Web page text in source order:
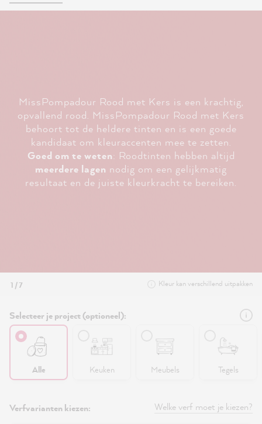
MissPompadour Rood met Kers is een krachtig,
opvallend rood. MissPompadour Rood met Kers
behoort tot de heldere tinten en is een goede
kandidaat om kleuraccenten mee te zetten.
Goed om te weten: Roodtinten hebben altijd
meerdere lagen nodig om een gelijkmatig
resultaat en de juiste kleurkracht te bereiken.
1 / 7 Kleur kan verschillend uitpakken
Selecteer je project (optioneel):
Alle Keuken Meubels Tegels
Verfvarianten kiezen: Welke verf moet je kiezen?